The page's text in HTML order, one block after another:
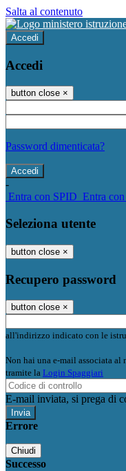
Salta al contenuto
Accedi
Accedi
button close ×
Password dimenticata?
-
Entra con SPID Entra
Seleziona utente
button close ×
Recupero password
button close ×
all'indirizzo indicato con le
Non hai una e-mail associata al
tramite la Login Spaggiari
E-mail inviata, si prega di
Errore
Chiudi
Successo